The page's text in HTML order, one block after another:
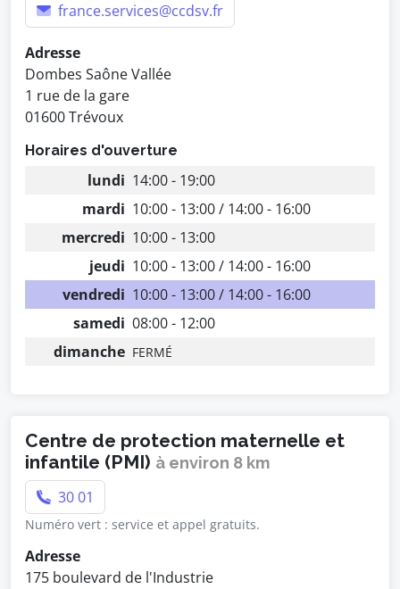
france.services@ccdsv.fr
Adresse
Dombes Saône Vallée
1 rue de la gare
01600 Trévoux
Horaires d'ouverture
lundi 14:00 - 19:00
mardi 10:00 - 13:00 / 14:00 - 16:00
mercredi 10:00 - 13:00
jeudi 10:00 - 13:00 / 14:00 - 16:00
vendredi 10:00 - 13:00 / 14:00 - 16:00
samedi 08:00 - 12:00
dimanche FERMÉ
Centre de protection maternelle et
infantile (PMI) à environ 8 km
30 01
Numéro vert : service et appel gratuits.
Adresse
175 boulevard de l'Industrie